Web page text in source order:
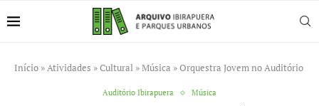
Início »Atividades »Cultural »Música »Orquestra Jovem no Auditório
Auditório Ibirapuera Música